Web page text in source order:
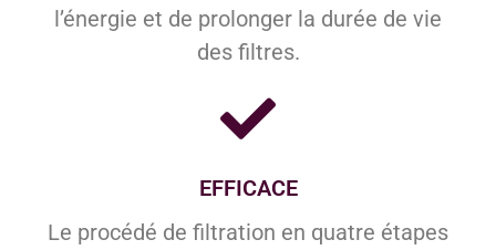
l’énergie et de prolonger la durée de vie
des filtres.
EFFICACE
Le procédé de filtration en quatre étapes